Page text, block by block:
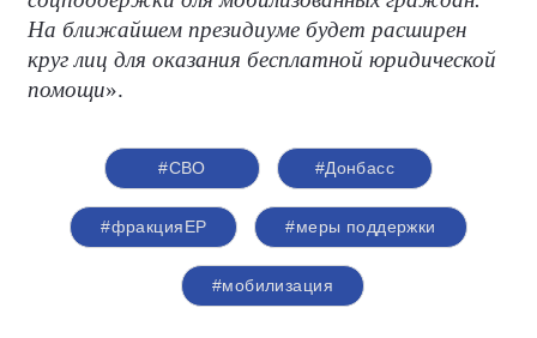
На ближайшем президиуме будет расширен
круг лиц для оказания бесплатной юридической
помощи».
#СВО #Донбасс
#фракцияЕР #меры поддержки
#мобилизация